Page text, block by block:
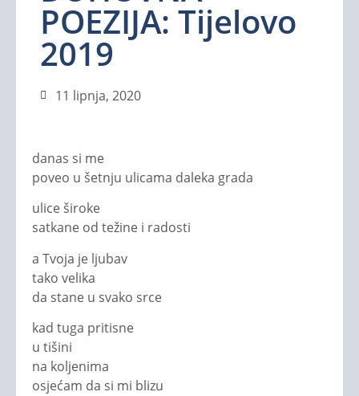
POEZIJA: Tijelovo
2019
11 lipnja, 2020
danas si me
poveo u šetnju ulicama daleka grada
ulice široke
satkane od težine i radosti
a Tvoja je ljubav
tako velika
da stane u svako srce
kad tuga pritisne
u tišini
na koljenima
osjećam da si mi blizu